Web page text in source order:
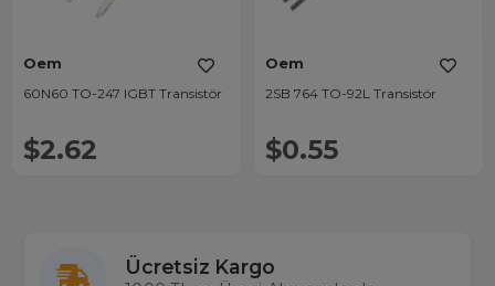
Oem
60N60 TO-247 IGBT Transistör
$2.62
Oem
2SB 764 TO-92L Transistör
$0.55
Ücretsiz Kargo